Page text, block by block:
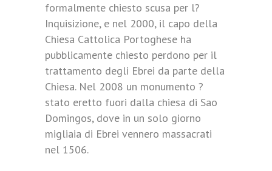
formalmente chiesto scusa per l?
Inquisizione, e nel 2000, il capo della
Chiesa Cattolica Portoghese ha
pubblicamente chiesto perdono per il
trattamento degli Ebrei da parte della
Chiesa. Nel 2008 un monumento ?
stato eretto fuori dalla chiesa di Sao
Domingos, dove in un solo giorno
migliaia di Ebrei vennero massacrati
nel 1506.